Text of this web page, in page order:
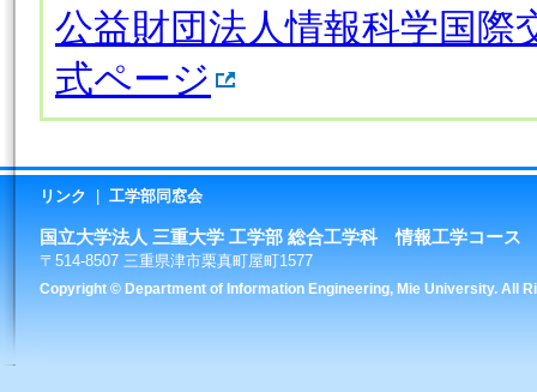
公益財団法人情報科学国際
式ページ
リンク 工学部同窓会
国立大学法人 三重大学 工学部 総合工学科 情報工学コース
〒514-8507 三重県津市栗真町屋町1577
Copyright © Department of Information Engineering, Mie University. All